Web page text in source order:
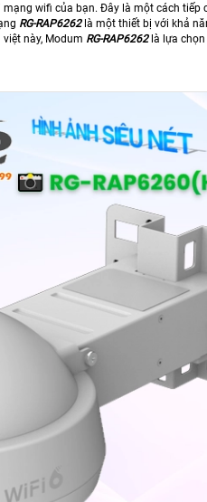
wifi của bạn. Đây là một cách
RG-RAP6262là một thiết bị với khả
này, Modum RG-RAP6262là lựa chọn